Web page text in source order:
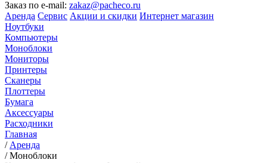
Заказ по e-mail: zakaz@pacheco.ru
Аренда Сервис Акции и скидки Интернет магазин
Ноутбуки
Компьютеры
Моноблоки
Мониторы
Принтеры
Сканеры
Плоттеры
Бумага
Аксессуары
Расходники
Главная
/ Аренда
/Моноблоки